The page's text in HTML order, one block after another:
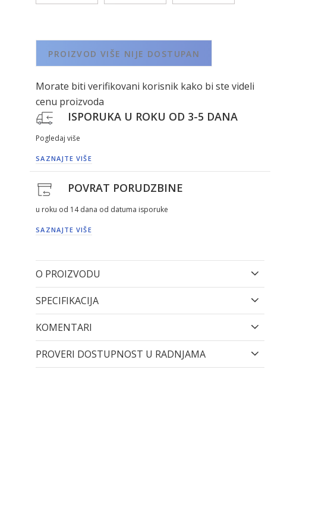
PROIZVOD VIŠE NIJE DOSTUPAN
Morate biti verifikovani korisnik kako bi ste videli
cenu proizvoda
ISPORUKA U ROKU OD 3-5 DANA
Pogledaj više
SAZNAJTE VIŠE
POVRAT PORUDZBINE
u roku od 14 dana od datuma isporuke
SAZNAJTE VIŠE
O PROIZVODU
SPECIFIKACIJA
KOMENTARI
PROVERI DOSTUPNOST U RADNJAMA